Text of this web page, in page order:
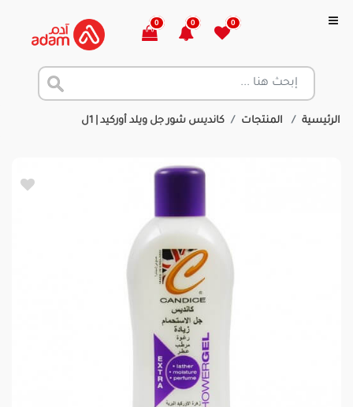
0
0
0
الرئيسية المنتجات كانديس شور جل ويلد أوركيد | 1ل